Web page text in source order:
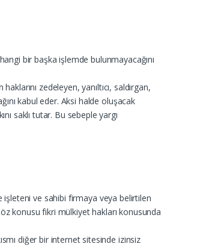
bir başka işlemde bulunmayacağını
zedeleyen, yanıltıcı, saldırgan,
kabul eder. Aksi halde oluşacak
saklı tutar. Bu sebeple yargı
işleteni ve sahibi firmaya veya belirtilen
konusu fikri mülkiyet hakları konusunda
diğer bir internet sitesinde izinsiz